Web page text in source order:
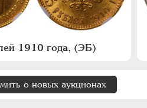
1910 года, (ЭБ)
о новых аукционах